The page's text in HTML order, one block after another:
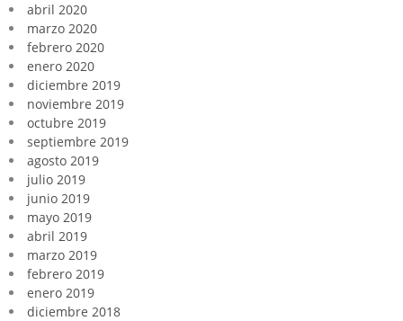
abril 2020
marzo 2020
febrero 2020
enero 2020
diciembre 2019
noviembre 2019
octubre 2019
septiembre 2019
agosto 2019
julio 2019
junio 2019
mayo 2019
abril 2019
marzo 2019
febrero 2019
enero 2019
diciembre 2018